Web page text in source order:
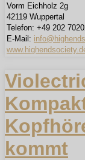
Vorm Eichholz 2g
42119 Wuppertal
Telefon: +49 202
E-Mail:
kommt